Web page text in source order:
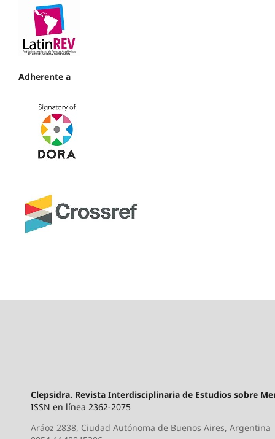
Adherente a
Clepsidra. Revista Interdisciplinaria de Estudios sobre
ISSN en línea 2362-2075
Aráoz 2838, Ciudad Autónoma de Buenos Aires, Argentina